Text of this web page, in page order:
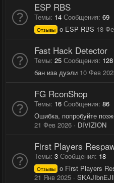
ESP RBS
Темы 14 Сообщения 69
Отзывы о ESP RBS 18
Fast Hack Detector
Темы 25 Сообщения 128
бан иза дуэли 10 Фев
FG RconShop
Темы 16 Сообщения 86
Ошибка, попробуйте
21 Фев 2026
DIVIZION
First Players
Темы 3 Сообщения 18
Отзывы о First Players
21 Янв 2025